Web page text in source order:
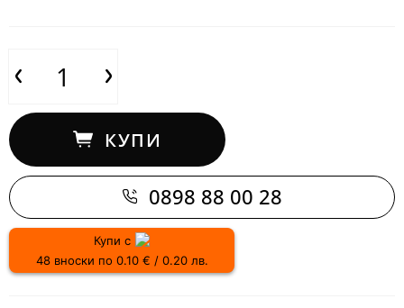
КУПИ
0898 88 00 28
Купи с
48 вноски по 0.10 € / 0.20 лв.